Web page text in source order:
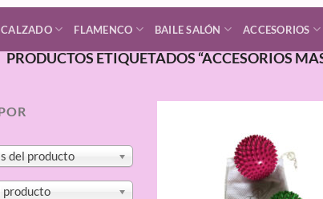
CALZADO FLAMENCO BAILE SALÓN ACCESORIOS
PRODUCTOS ETIQUETADOS “ACCESORIOS
del producto
producto